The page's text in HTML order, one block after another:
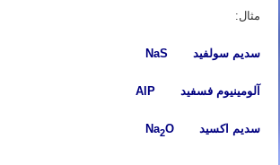
مثال:
سدیم سولفید NaS
آلومینیوم فسفید AlP
سدیم اکسید Na 2O